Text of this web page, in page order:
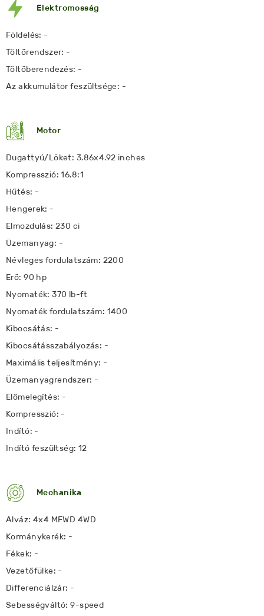
Elektromosság
Földelés: -
Töltőrendszer: -
Töltőberendezés: -
Az akkumulátor feszültsége: -
Motor
Dugattyú/Löket: 3.86x4.92 inches
Kompresszió: 16.8:1
Hűtés: -
Hengerek: -
Elmozdulás: 230 ci
Üzemanyag: -
Névleges fordulatszám: 2200
Erő: 90 hp
Nyomaték: 370 lb-ft
Nyomaték fordulatszám: 1400
Kibocsátás: -
Kibocsátásszabályozás: -
Maximális teljesítmény: -
Üzemanyagrendszer: -
Előmelegítés: -
Kompresszió: -
Indító: -
Indító feszültség: 12
Mechanika
Alváz: 4x4 MFWD 4WD
Kormánykerék: -
Fékek: -
Vezetőfülke: -
Differenciálzár: -
Sebességváltó: 9-speed